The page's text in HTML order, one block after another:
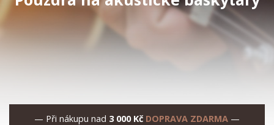
— Při nákupu nad 3 000 Kč DOPRAVA ZDARMA —